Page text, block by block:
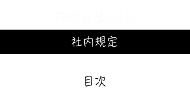
​社内規定
目次